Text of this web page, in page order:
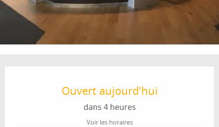
Ouvert aujourd'hui
dans 4 heures
Voir les horaires